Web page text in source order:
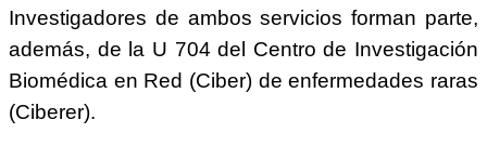
Investigadores de ambos servicios forman parte,
además, de la U 704 del Centro de Investigación
Biomédica en Red (Ciber) de enfermedades raras
(Ciberer).